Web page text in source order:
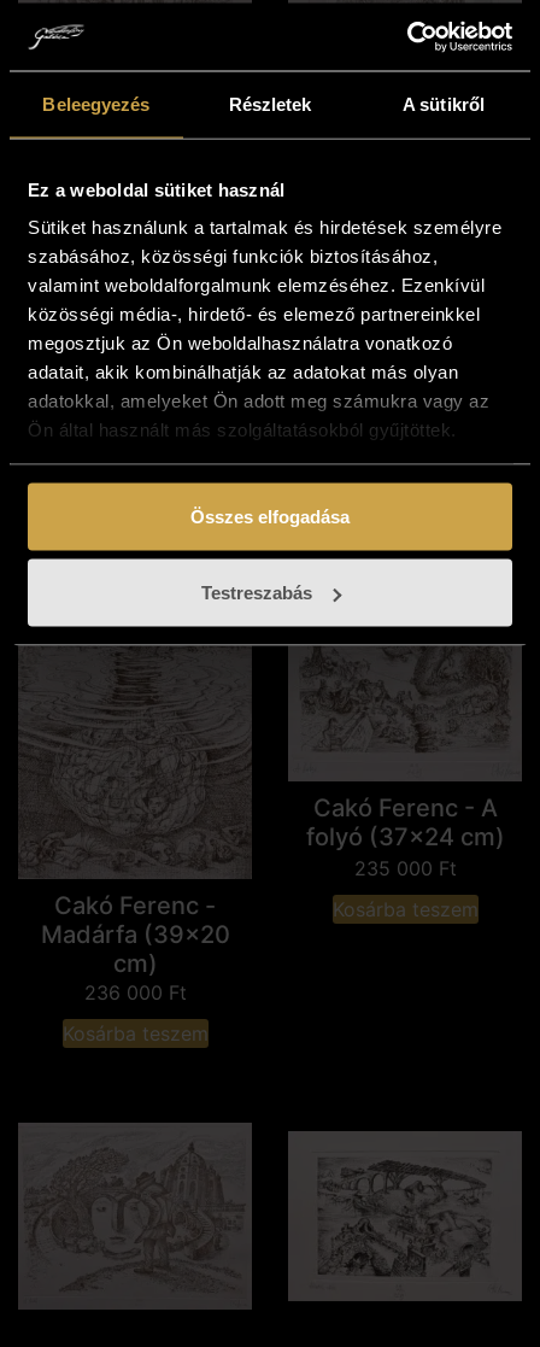
Beleegyezés Részletek A sütikről
Ez a weboldal sütiket használ
Sütiket használunk a tartalmak és hirdetések személyre
szabásához, közösségi funkciók biztosításához,
valamint weboldalforgalmunk elemzéséhez. Ezenkívül
közösségi média-, hirdető- és elemező partnereinkkel
megosztjuk az Ön weboldalhasználatra vonatkozó
adatait, akik kombinálhatják az adatokat más olyan
adatokkal, amelyeket Ön adott meg számukra vagy az
Ön által használt más szolgáltatásokból gyűjtöttek.
Összes elfogadása
Testreszabás
Cakó Ferenc -
241 000Ft
Kosárba teszem
Mőbiusz evolúció
(36x28 cm)
231 000Ft
Kosárba teszem
Cakó Ferenc -
Madárfa (39x20
cm)
236 000 Ft
Kosárba teszem
Cakó Ferenc - A
folyó (37x24 cm)
235 000 Ft
Kosárba teszem